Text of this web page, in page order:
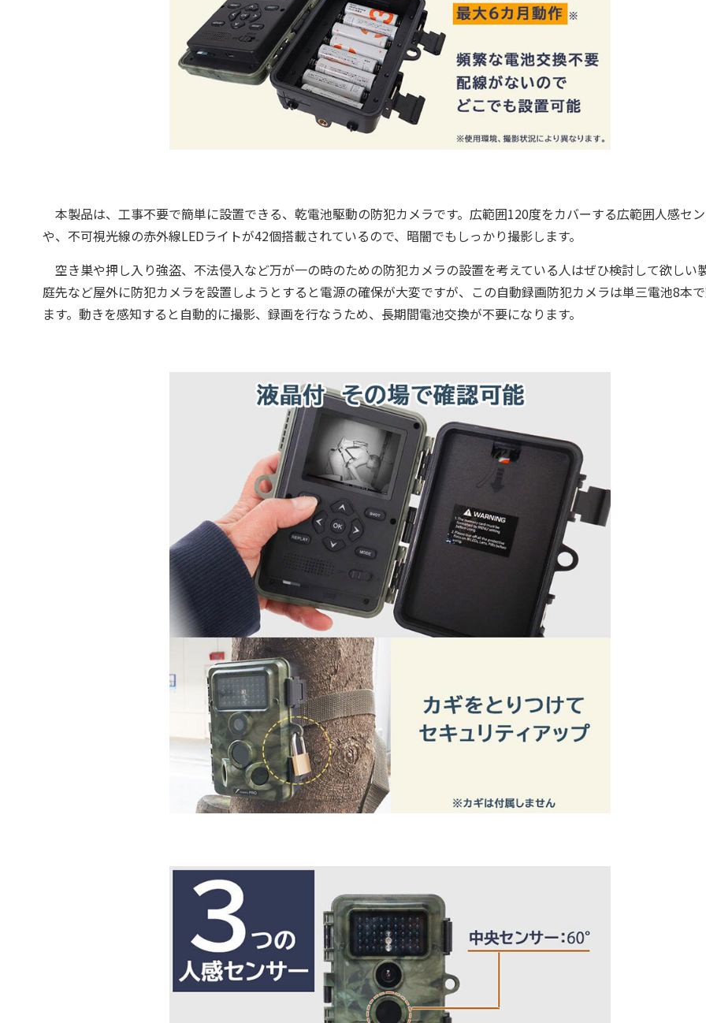
本製品は、工事不要で簡単に設置できる、乾電池駆動の防犯カメラです。広範囲120度をカバーする広範囲人感セ
や、不可視光線の赤外線LEDライトが42個搭載されているので、暗闇でもしっかり撮影します。
空き巣や押し入り強盗、不法侵入など万が一の時のための防犯カメラの設置を考えている人はぜひ検討して欲しい製
庭先など屋外に防犯カメラを設置しようとすると電源の確保が大変ですが、この自動録画防犯カメラは単三電池8本
ます。動きを感知すると自動的に撮影、録画を行なうため、長期間電池交換が不要になります。